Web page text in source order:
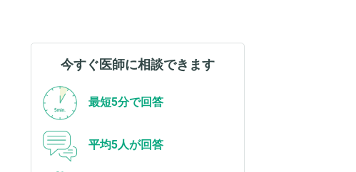
今すぐ医師に相談できます
最短5分で回答
平均5人が回答